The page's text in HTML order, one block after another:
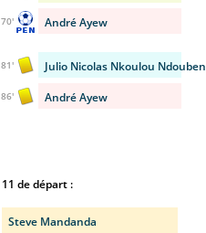
André Ayew
70'
Julio Nicolas Nkoulou
81'
André Ayew
86'
11 de départ :
Steve Mandanda